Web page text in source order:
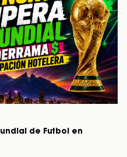
de Futbol en